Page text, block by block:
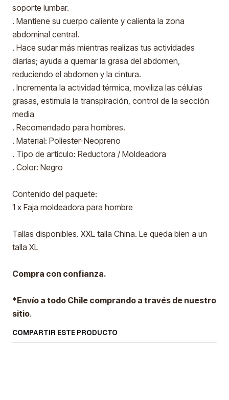
soporte lumbar.
. Mantiene su cuerpo caliente y calienta la zona
abdominal central.
. Hace sudar más mientras realizas tus actividades
diarias; ayuda a quemar la grasa del abdomen,
reduciendo el abdomen y la cintura.
. Incrementa la actividad térmica, moviliza las células
grasas, estimula la transpiración, control de la sección
media
. Recomendado para hombres.
. Material: Poliester-Neopreno
. Tipo de artículo: Reductora / Moldeadora
. Color: Negro
Contenido del paquete:
1 x Faja moldeadora para hombre
Tallas disponibles. XXL talla China. Le queda bien a un
talla XL
Compra con confianza.
*Envío a todo Chile comprando a través de nuestro
sitio.
COMPARTIR ESTE PRODUCTO